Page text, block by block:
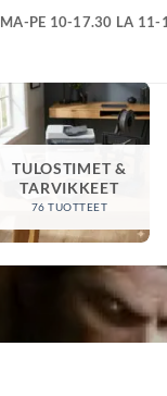
MA-PE 10-17.30 LA 11-
TULOSTIMET &
TARVIKKEET
76 TUOTTEET